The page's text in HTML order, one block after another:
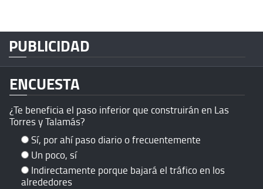
PUBLICIDAD
ENCUESTA
¿Te beneficia el paso inferior que construirán en Las
Torres y Talamás?
Sí, por ahí paso diario o frecuentemente
Un poco, sí
Indirectamente porque bajará el tráfico en los
alrededores